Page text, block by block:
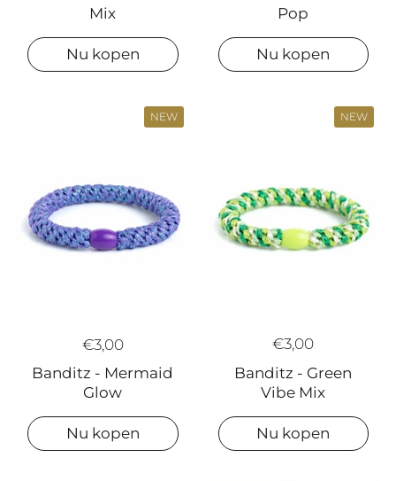
Mix
Nu kopen
Pop
Nu kopen
€3,00
Banditz - Mermaid
Glow
Nu kopen
NEW
€3,00
Banditz - Green
Vibe Mix
Nu kopen
NEW